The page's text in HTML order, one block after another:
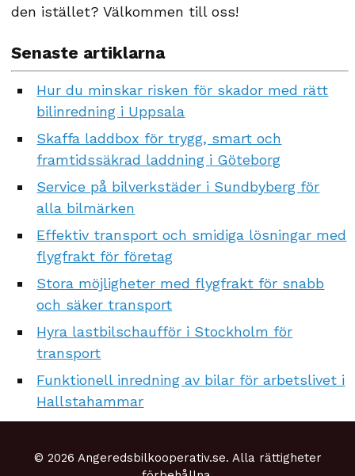
den istället? Välkommen till oss!
Senaste artiklarna
Hur du minskar risken för skador med rätt
bilinredning i Uppsala
Skaffa laddbox för trygg, smart och
framtidssäkrad laddning i Göteborg
Service på bilverkstäder i Sundbyberg för
alla bilmärken
Effektiv transport och smidiga lösningar med
flygfrakt för företag
Stora möjligheter med flygfrakt för snabb
och säker transport
Hyra lastbilschaufför i Stockholm för
transport
Funktionell inredning av bilar för arbetslivet i
Hallstahammar
© 2026 Angeredsbilkooperativ.se. Alla rättigheter